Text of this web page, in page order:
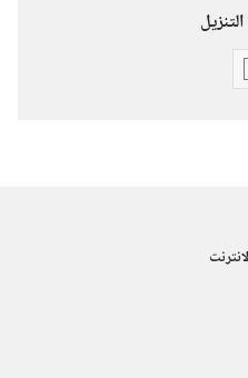
خيارات
الدراسية)‏